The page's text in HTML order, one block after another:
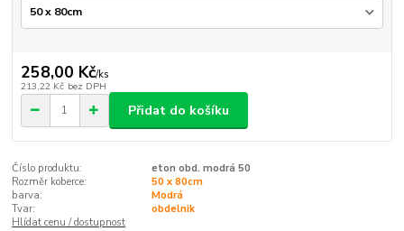
258,00 Kč/ks
213,22 Kč bez DPH
Přidat do košíku
Číslo produktu:
eton obd. modrá 50
Rozměr koberce:
50 x 80cm
barva:
Modrá
Tvar:
obdelnik
Hlídat cenu / dostupnost